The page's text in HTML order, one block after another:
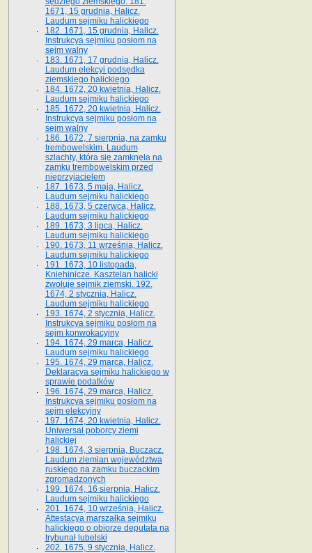
1671, 15 grudnia, Halicz.
Laudum sejmiku halickiego
182. 1671, 15 grudnia, Halicz.
Instrukcya sejmiku posłom na
sejm walny
183. 1671, 17 grudnia, Halicz.
Laudum elekcyi podsędka
ziemskiego halickiego
184. 1672, 20 kwietnia, Halicz.
Laudum sejmiku halickiego
185. 1672, 20 kwietnia, Halicz.
Instrukcya sejmiku posłom na
sejm walny
186. 1672, 7 sierpnia, na zamku
trembowelskim. Laudum
szlachty, która się zamknęła na
zamku trembowelskim przed
nieprzyjacielem
187. 1673, 5 maja, Halicz.
Laudum sejmiku halickiego
188. 1673, 5 czerwca, Halicz.
Laudum sejmiku halickiego
189. 1673, 3 lipca, Halicz.
Laudum sejmiku halickiego
190. 1673, 11 września, Halicz.
Laudum sejmiku halickiego
191. 1673, 10 listopada,
Kniehinicze. Kasztelan halicki
zwołuje sejmik ziemski. 192.
1674, 2 stycznia, Halicz.
Laudum sejmiku halickiego
193. 1674, 2 stycznia, Halicz.
Instrukcya sejmiku posłom na
sejm konwokacyjny
194. 1674, 29 marca, Halicz.
Laudum sejmiku halickiego
195. 1674, 29 marca, Halicz.
Deklaracya sejmiku halickiego w
sprawie podatków
196. 1674, 29 marca, Halicz.
Instrukcya sejmiku posłom na
sejm elekcyjny
197. 1674, 20 kwietnia, Halicz.
Uniwersał poborcy ziemi
halickiej
198. 1674, 3 sierpnia, Buczacz.
Laudum ziemian województwa
ruskiego na zamku buczackim
zgromadzonych
199. 1674, 16 sierpnia, Halicz.
Laudum sejmiku halickiego
201. 1674, 10 września, Halicz.
Attestacya marszałka sejmiku
halickiego o obiorze deputata na
trybunał lubelski
202. 1675, 9 stycznia, Halicz.